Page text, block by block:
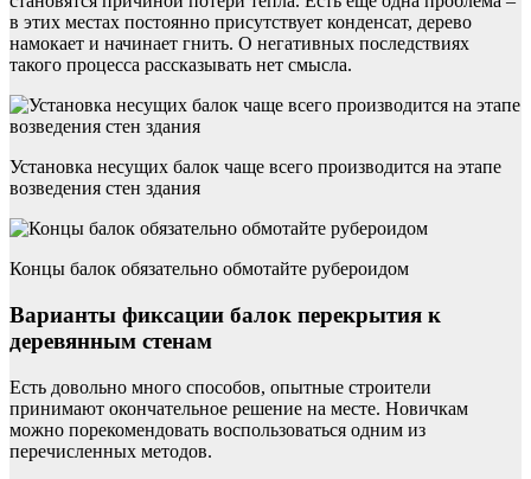
в этих местах постоянно присутствует конденсат, дерево
намокает и начинает гнить. О негативных последствиях
такого процесса рассказывать нет смысла.
Установка несущих балок чаще всего производится на этапе
возведения стен здания
Концы балок обязательно обмотайте рубероидом
Варианты фиксации балок перекрытия к
деревянным стенам
Есть довольно много способов, опытные строители
принимают окончательное решение на месте. Новичкам
можно порекомендовать воспользоваться одним из
перечисленных методов.